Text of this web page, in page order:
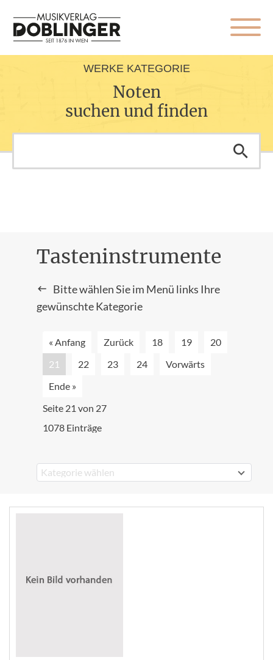
WERKE KATEGORIE
Noten
suchen und finden
Tasteninstrumente
Bitte wählen Sie im Menü links Ihre
gewünschte Kategorie
« Anfang Zurück 18 19
20
21
22 23 24
Vorwärts
Ende »
Seite 21 von 27
1078 Einträge
Kategorie wählen